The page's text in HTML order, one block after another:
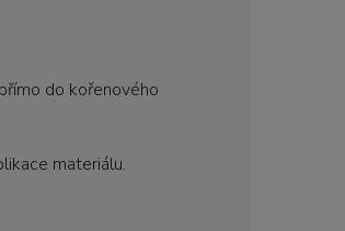
do kořenového
materiálu.